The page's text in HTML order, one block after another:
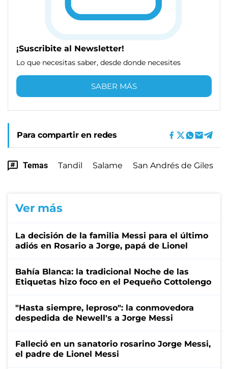
¡Suscribite al Newsletter!
Lo que necesitas saber, desde donde necesites
SABER MÁS
Para compartir en redes
Temas Tandil Salame San Andrés de Giles
Ver más
La decisión de la familia Messi para el último
adiós en Rosario a Jorge, papá de Lionel
Bahía Blanca: la tradicional Noche de las
Etiquetas hizo foco en el Pequeño Cottolengo
"Hasta siempre, leproso": la conmovedora
despedida de Newell's a Jorge Messi
Falleció en un sanatorio rosarino Jorge Messi,
el padre de Lionel Messi